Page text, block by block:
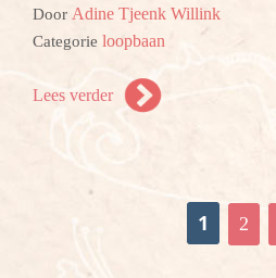
Door Adine Tjeenk Willink
Categorie loopbaan
Lees verder
1 2